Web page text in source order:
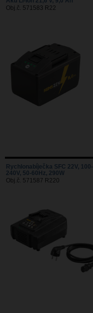
Obj.č. 571583 R22
Rychlonabíječka SFC 22V, 100-
240V, 50-60Hz, 290W
Obj.č. 571587 R220